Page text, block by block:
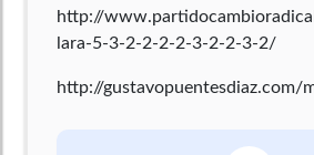
http://
lara-5-3-2-2-2-2-3-2-2-3-2/
http://gustavopuentesdiaz.com/